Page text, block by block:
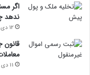
اگر
ندهد
12 دی 1404
قانون
11 دی 1404